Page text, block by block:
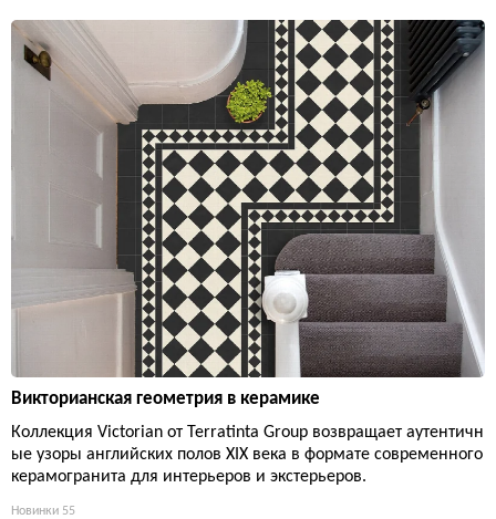
Викторианская геометрия в керамике
Коллекция Victorian от Terratinta Group возвращает аутентичн
ые узоры английских полов XIX века в формате современного
керамогранита для интерьеров и экстерьеров.
Новинки 55